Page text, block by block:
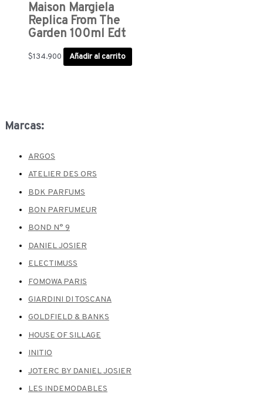
Marcas:
ARGOS
ATELIER DES ORS
BDK PARFUMS
BON PARFUMEUR
BOND N° 9
DANIEL JOSIER
ELECTIMUSS
FOMOWA PARIS
GIARDINI DI TOSCANA
GOLDFIELD & BANKS
HOUSE OF SILLAGE
INITIO
JOTERC BY DANIEL JOSIER
LES INDEMODABLES
Maison Margiela
Replica From The
Garden 100ml Edt
$134.900 Añadir al carrito